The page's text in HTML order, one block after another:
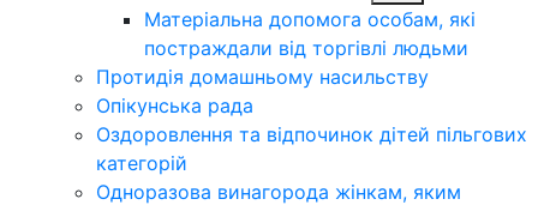
Матеріальна допомога особам, які
постраждали від торгівлі людьми
Протидія домашньому насильству
Опікунська рада
Оздоровлення та відпочинок дітей пільгових
категорій
Одноразова винагорода жінкам, яким